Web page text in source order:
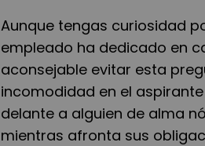
Aunque tengas curiosidad
empleado ha dedicado en
aconsejable evitar esta
incomodidad en el
delante a alguien de alma
mientras afronta sus